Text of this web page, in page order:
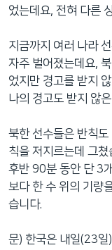
었는데요, 전혀 다른
지금까지 여러 나라
자주 벌어졌는데요,
었지만 경고를 받지
나의 경고도 받지 않
북한 선수들은 반칙
칙을 저지르는데 그
후반 90분 동안 단 3
보다 한 수 위의 기량
습니다.
문) 한국은 내일(23일